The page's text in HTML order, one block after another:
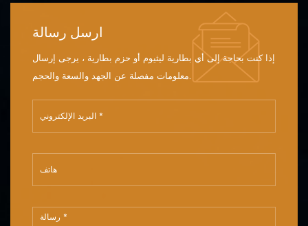
ارسل رسالة
إذا كنت بحاجة إلى أي بطارية ليثيوم أو حزم بطارية ، يرجى إرسال
معلومات مفصلة عن الجهد والسعة والحجم.